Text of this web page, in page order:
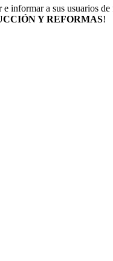
a sus usuarios
Y REFORMAS!